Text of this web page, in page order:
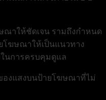
ณาให้ชัดเจน รามถึงกำหนด
ฆษณาให้เป็นแนวทาง
ในการครบคุมดูแล
องแสงบนป้ายโฆษณาที่ไม่